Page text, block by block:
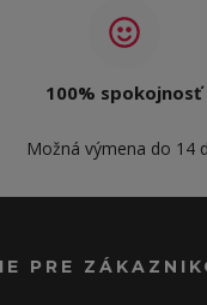
100% spokojnosť
Možná výmena do 14
PRE